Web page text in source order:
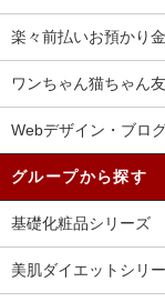
楽々前払いお預かり
ワンちゃん猫ちゃん
Webデザイン・ブロ
グループから探す
基礎化粧品シリーズ
美肌ダイエットシリ